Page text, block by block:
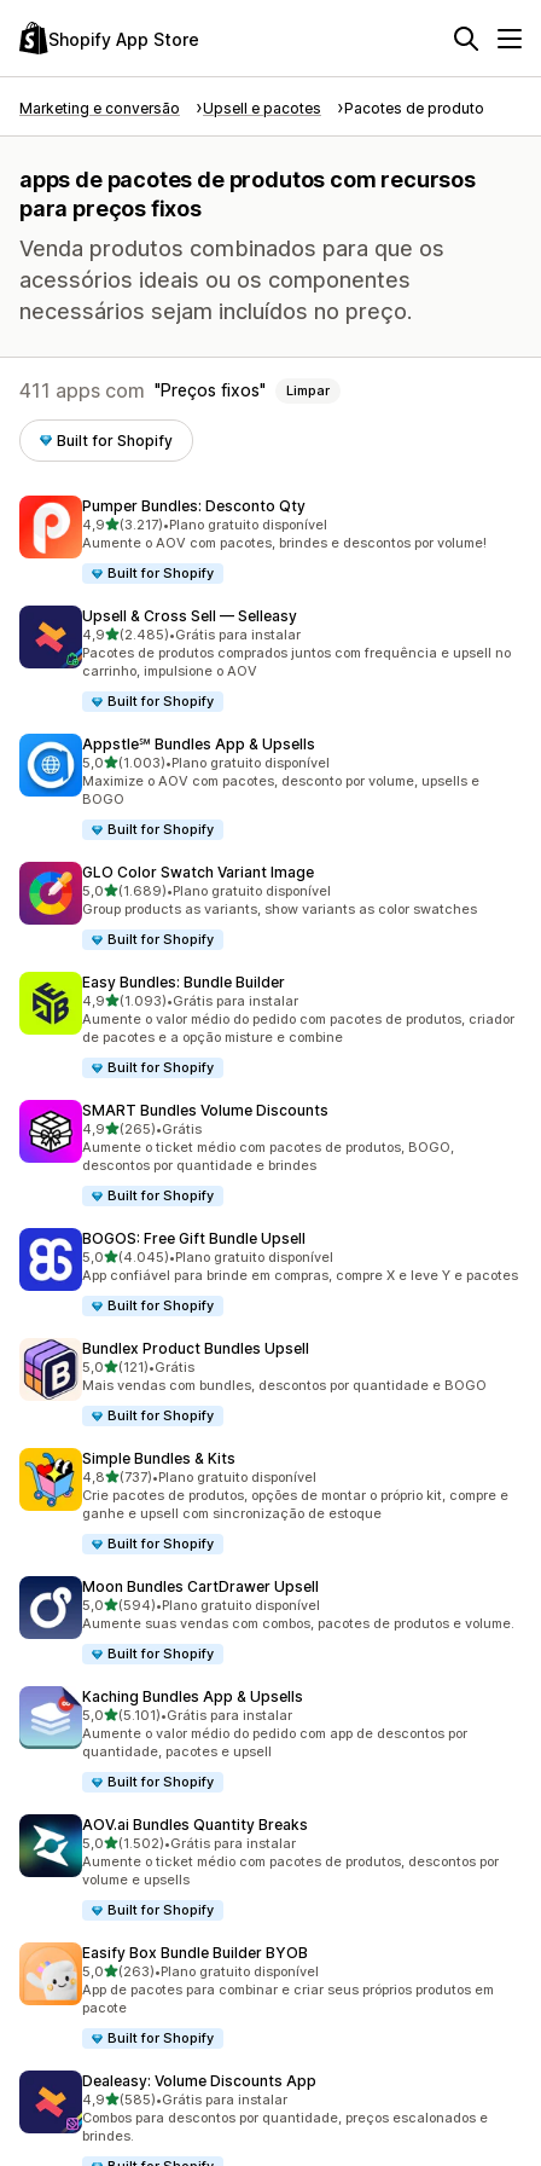
Shopify App Store
Marketing e conversão Upsell e pacotes Pacotes de produto
apps de pacotes de produtos com recursos
para preços fixos
Venda produtos combinados para que os
acessórios ideais ou os componentes
necessários sejam incluídos no preço.
411 apps com Preços fixos Limpar
Built for Shopify
Pumper Bundles: Desconto Qty
4,9de 5 estrelas
(3.217)
3217 avaliações ao todo
•Plano gratuito disponível
Aumente o AOV com pacotes, brindes e descontos por volume!
Built for Shopify
Upsell & Cross Sell — Selleasy
4,9de 5 estrelas
(2.485)
2485 avaliações ao todo
•Grátis para instalar
Pacotes de produtos comprados juntos com frequência e upsell no
carrinho, impulsione o AOV
Built for Shopify
Appstle℠ Bundles App & Upsells
5,0de 5 estrelas
(1.003)
1003 avaliações ao todo
•Plano gratuito disponível
Maximize o AOV com pacotes, desconto por volume, upsells e
BOGO
Built for Shopify
GLO Color Swatch Variant Image
5,0de 5 estrelas
(1.689)
1689 avaliações ao todo
•Plano gratuito disponível
Group products as variants, show variants as color swatches
Built for Shopify
Easy Bundles: Bundle Builder
4,9de 5 estrelas
(1.093)
1093 avaliações ao todo
•Grátis para instalar
Aumente o valor médio do pedido com pacotes de produtos, criador
de pacotes e a opção misture e combine
Built for Shopify
SMART Bundles Volume Discounts
4,9de 5 estrelas
(265)
265 avaliações ao todo
•Grátis
Aumente o ticket médio com pacotes de produtos, BOGO,
descontos por quantidade e brindes
Built for Shopify
BOGOS: Free Gift Bundle Upsell
5,0de 5 estrelas
(4.045)
4045 avaliações ao todo
•Plano gratuito disponível
App confiável para brinde em compras, compre X e leve Y e pacotes
Built for Shopify
Bundlex Product Bundles Upsell
5,0de 5 estrelas
(121)
121 avaliações ao todo
•Grátis
Mais vendas com bundles, descontos por quantidade e BOGO
Built for Shopify
Simple Bundles & Kits
4,8de 5 estrelas
(737)
737 avaliações ao todo
•Plano gratuito disponível
Crie pacotes de produtos, opções de montar o próprio kit, compre e
ganhe e upsell com sincronização de estoque
Built for Shopify
Moon Bundles CartDrawer Upsell
5,0de 5 estrelas
(594)
594 avaliações ao todo
•Plano gratuito disponível
Aumente suas vendas com combos, pacotes de produtos e volume.
Built for Shopify
Kaching Bundles App & Upsells
5,0de 5 estrelas
(5.101)
5101 avaliações ao todo
•Grátis para instalar
Aumente o valor médio do pedido com app de descontos por
quantidade, pacotes e upsell
Built for Shopify
AOV.ai Bundles Quantity Breaks
5,0de 5 estrelas
(1.502)
1502 avaliações ao todo
•Grátis para instalar
Aumente o ticket médio com pacotes de produtos, descontos por
volume e upsells
Built for Shopify
Easify Box Bundle Builder BYOB
5,0de 5 estrelas
(263)
263 avaliações ao todo
•Plano gratuito disponível
App de pacotes para combinar e criar seus próprios produtos em
pacote
Built for Shopify
Dealeasy: Volume Discounts App
4,9de 5 estrelas
(585)
585 avaliações ao todo
•Grátis para instalar
Combos para descontos por quantidade, preços escalonados e
brindes.